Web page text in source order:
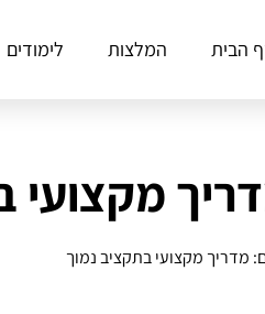
הבית המלצות לימודים
מדריך מקצועי בתקציב נמוך